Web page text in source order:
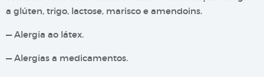
a glúten, trigo, lactose, marisco e amendoins.
— Alergia ao látex.
— Alergias a medicamentos.